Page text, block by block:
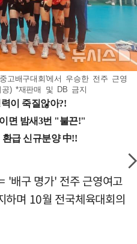
고배구대회'에서 우승한 전주 근영
) *재판매 및 DB 금지
'배구 명가' 전주 근영여고
하며 10월 전국체육대회의